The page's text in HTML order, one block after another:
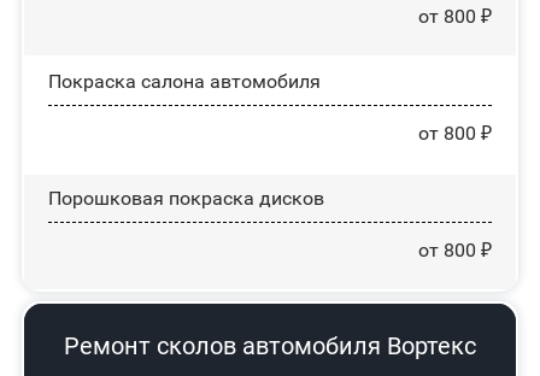
от 800 ₽
Покраска салона автомобиля
от 800 ₽
Порошковая покраска дисков
от 800 ₽
Ремонт сколов автомобиля Вортекс